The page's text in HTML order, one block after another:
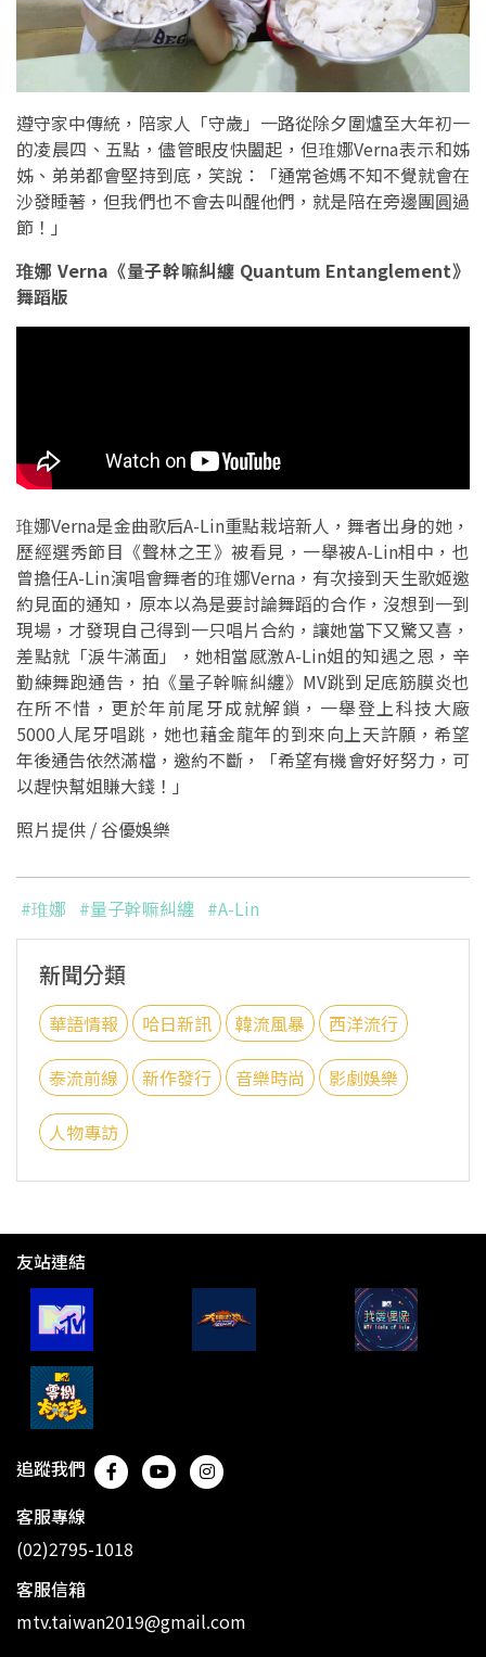
遵守家中傳統，陪家人「守歲」一路從除夕圍爐至大年初一
的凌晨四、五點，儘管眼皮快闔起，但琟娜Verna表示和姊
姊、弟弟都會堅持到底，笑說：「通常爸媽不知不覺就會在
沙發睡著，但我們也不會去叫醒他們，就是陪在旁邊團圓過
節！」
琟娜 Verna《量子幹嘛糾纏 Quantum Entanglement》
舞蹈版
琟娜Verna是金曲歌后A-Lin重點栽培新人，舞者出身的她，
歷經選秀節目《聲林之王》被看見，一舉被A-Lin相中，也
曾擔任A-Lin演唱會舞者的琟娜Verna，有次接到天生歌姬邀
約見面的通知，原本以為是要討論舞蹈的合作，沒想到一到
現場，才發現自己得到一只唱片合約，讓她當下又驚又喜，
差點就「淚牛滿面」，她相當感激A-Lin姐的知遇之恩，辛
勤練舞跑通告，拍《量子幹嘛糾纏》MV跳到足底筋膜炎也
在所不惜，更於年前尾牙成就解鎖，一舉登上科技大廠
5000人尾牙唱跳，她也藉金龍年的到來向上天許願，希望
年後通告依然滿檔，邀約不斷，「希望有機會好好努力，可
以趕快幫姐賺大錢！」
照片提供 / 谷優娛樂
#琟娜 #量子幹嘛糾纏 #A-Lin
新聞分類
華語情報 哈日新訊 韓流風暴 西洋流行
泰流前線 新作發行 音樂時尚 影劇娛樂
人物專訪
友站連結
追蹤我們
客服專線
(02)2795-1018
客服信箱
mtv.taiwan2019@gmail.com